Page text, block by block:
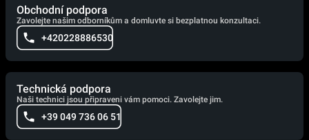
Obchodní podpora
Zavolejte našim odborníkům a domluvte si bezplatnou konzultaci.
+420228886530
Technická podpora
Naši technici jsou připraveni vám pomoci. Zavolejte jim.
+39 049 736 06 51